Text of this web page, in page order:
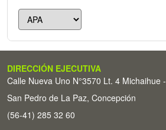
DIRECCIÓN EJECUTIVA
Calle Nueva Uno N°3570 Lt. 4 Michaihue -
San Pedro de La Paz, Concepción
(56-41) 285 32 60